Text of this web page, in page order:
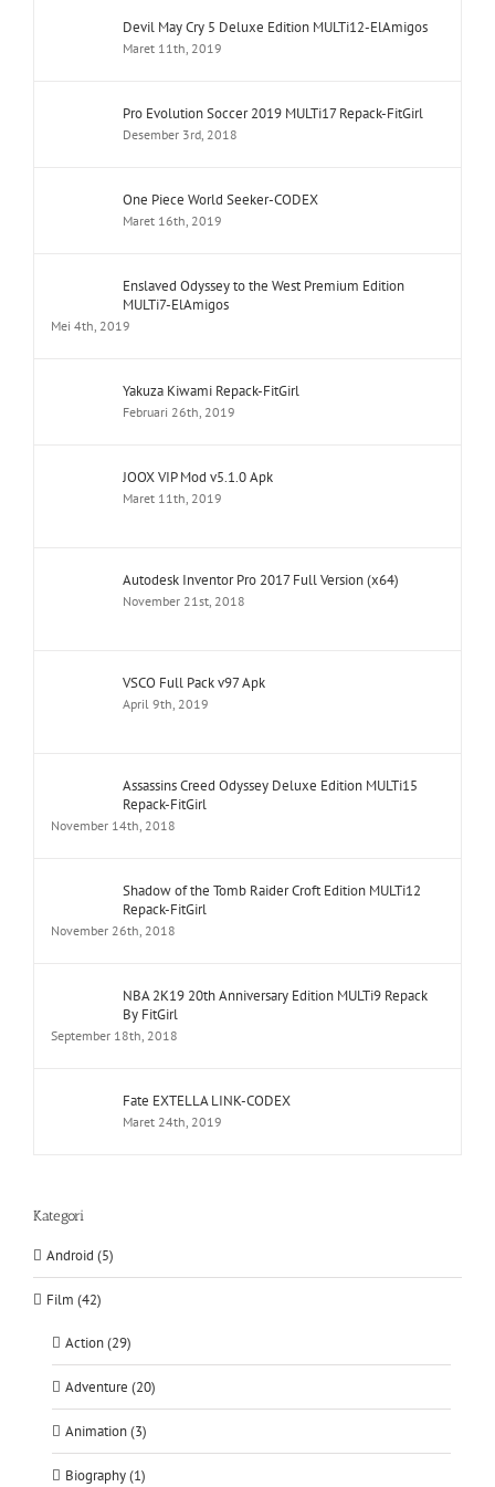
Devil May Cry 5 Deluxe Edition MULTi12-ElAmigos
Maret 11th, 2019
Pro Evolution Soccer 2019 MULTi17 Repack-FitGirl
Desember 3rd, 2018
One Piece World Seeker-CODEX
Maret 16th, 2019
Enslaved Odyssey to the West Premium Edition
MULTi7-ElAmigos
Mei 4th, 2019
Yakuza Kiwami Repack-FitGirl
Februari 26th, 2019
JOOX VIP Mod v5.1.0 Apk
Maret 11th, 2019
Autodesk Inventor Pro 2017 Full Version (x64)
November 21st, 2018
VSCO Full Pack v97 Apk
April 9th, 2019
Assassins Creed Odyssey Deluxe Edition MULTi15
Repack-FitGirl
November 14th, 2018
Shadow of the Tomb Raider Croft Edition MULTi12
Repack-FitGirl
November 26th, 2018
NBA 2K19 20th Anniversary Edition MULTi9 Repack
By FitGirl
September 18th, 2018
Fate EXTELLA LINK-CODEX
Maret 24th, 2019
Kategori
Android (5)
Film (42)
Action (29)
Adventure (20)
Animation (3)
Biography (1)